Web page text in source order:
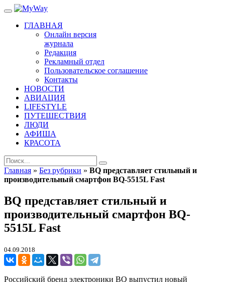
ГЛАВНАЯ
Онлайн версия
журнала
Редакция
Рекламный отдел
Пользовательское соглашение
Контакты
НОВОСТИ
АВИАЦИЯ
LIFESTYLE
ПУТЕШЕСТВИЯ
ЛЮДИ
АФИША
КРАСОТА
Главная » Без рубрики » BQ представляет стильный и
производительный смартфон BQ-5515L Fast
BQ представляет стильный и
производительный смартфон BQ-
5515L Fast
04.09.2018
Российский бренд электроники BQ выпустил новый